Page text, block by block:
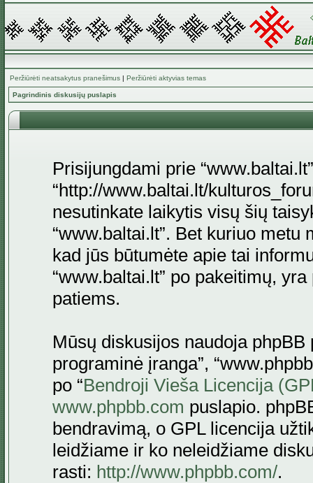
Peržiūrėti neatsakytus pranešimus | Peržiūrėti aktyvias temas
Pagrindinis diskusijų puslapis
Prisijungdami prie
“http://www.baltai.lt/
nesutinkate laikytis visų šių
“www.baltai.lt”. Bet kuriuo
kad jūs būtumėte apie tai
“www.baltai.lt” po pakeitimų,
patiems.
Mūsų diskusijos naudoja phpBB
programinė įranga”,
po “Bendroji Vieša Licencija
www.phpbb.com puslapio.
bendravimą, o GPL licencija
leidžiame ir ko neleidžiame
rasti: http://www.phpbb.com/.